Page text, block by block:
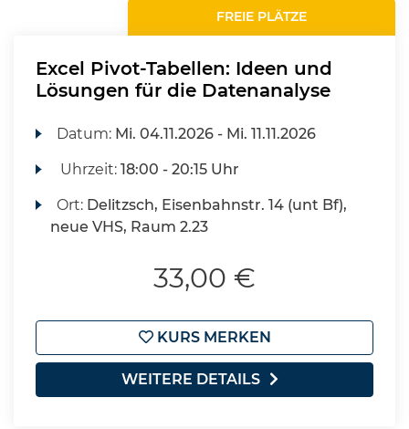
FREIE PLÄTZE
Excel Pivot-Tabellen: Ideen und
Lösungen für die Datenanalyse
Datum: Mi. 04.11.2026 - Mi. 11.11.2026
Uhrzeit:18:00 - 20:15 Uhr
Ort: Delitzsch, Eisenbahnstr. 14 (unt Bf),
neue VHS, Raum 2.23
33,00 €
KURS MERKEN
WEITERE DETAILS